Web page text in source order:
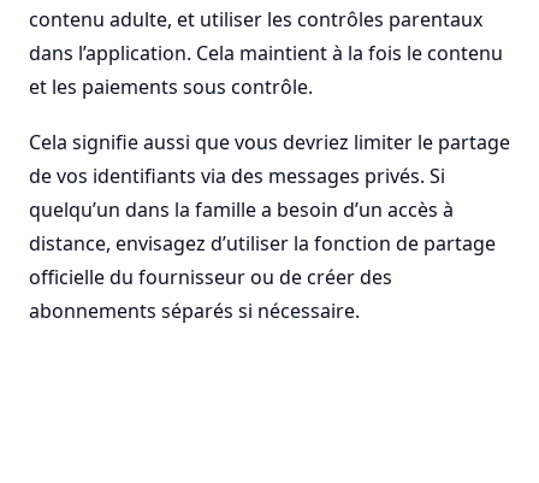
contenu adulte, et utiliser les contrôles parentaux
dans l’application. Cela maintient à la fois le contenu
et les paiements sous contrôle.
Cela signifie aussi que vous devriez limiter le partage
de vos identifiants via des messages privés. Si
quelqu’un dans la famille a besoin d’un accès à
distance, envisagez d’utiliser la fonction de partage
officielle du fournisseur ou de créer des
abonnements séparés si nécessaire.